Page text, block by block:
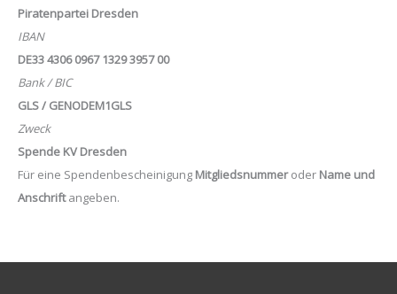
Piratenpartei Dresden
IBAN
DE33 4306 0967 1329 3957 00
Bank / BIC
GLS / GENODEM1GLS
Zweck
Spende KV Dresden
Für eine Spendenbescheinigung Mitgliedsnummeroder Name und
Anschriftangeben.